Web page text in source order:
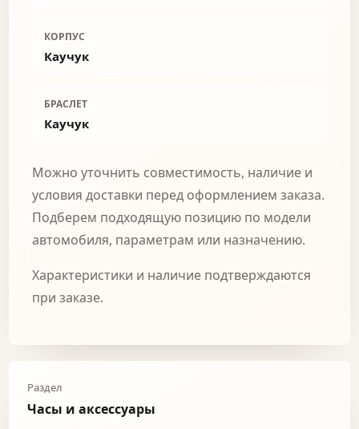
КОРПУС
Каучук
БРАСЛЕТ
Каучук
Можно уточнить совместимость, наличие и
условия доставки перед оформлением заказа.
Подберем подходящую позицию по модели
автомобиля, параметрам или назначению.
Характеристики и наличие подтверждаются
при заказе.
Раздел
Часы и аксессуары